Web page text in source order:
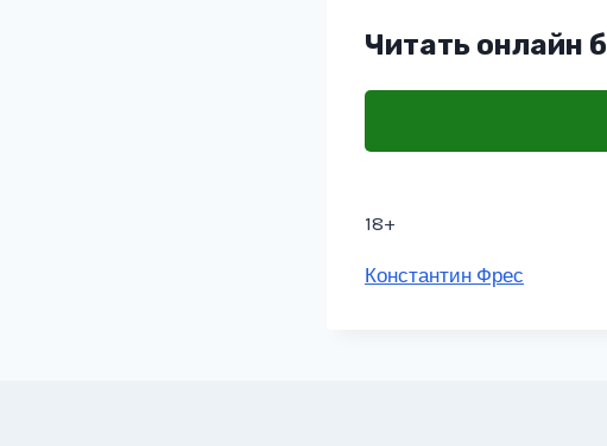
Читать онлайн
18+
Метки
Константин Фрес